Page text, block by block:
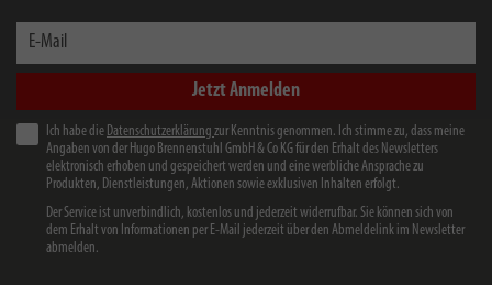
E-Mail
Jetzt Anmelden
Ich habe die Datenschutzerklärung zur Kenntnis genommen. Ich stimme zu, dass meine
Angaben von der Hugo Brennenstuhl GmbH & Co KG für den Erhalt des Newsletters
elektronisch erhoben und gespeichert werden und eine werbliche Ansprache zu
Produkten, Dienstleistungen, Aktionen sowie exklusiven Inhalten erfolgt.
Der Service ist unverbindlich, kostenlos und jederzeit widerrufbar. Sie können sich von
dem Erhalt von Informationen per E-Mail jederzeit über den Abmeldelink im Newsletter
abmelden.